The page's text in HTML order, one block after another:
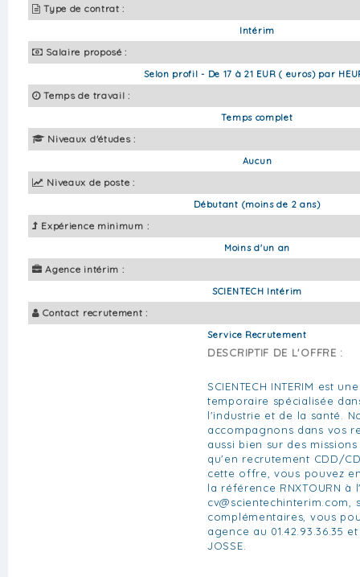
Type de contrat :
Intérim
Salaire proposé :
Selon profil - De 17 à 21 EUR ( euros) par
Temps de travail :
Temps complet
Niveaux d'études :
Aucun
Niveaux de poste :
Débutant (moins de 2 ans)
Expérience minimum :
Moins d'un an
Agence intérim :
SCIENTECH Intérim
Contact recrutement :
Service Recrutement
DESCRIPTIF DE L'OFFRE :
SCIENTECH INTERIM est
temporaire spécialisée
l'industrie et de la santé.
accompagnons dans vos
aussi bien sur des
qu'en recrutement CDD/
cette offre, vous pouvez
la référence RNXTOURN
cv@scientechinterim.com
complémentaires, vous
agence au 01.42.93.36.35
JOSSE.